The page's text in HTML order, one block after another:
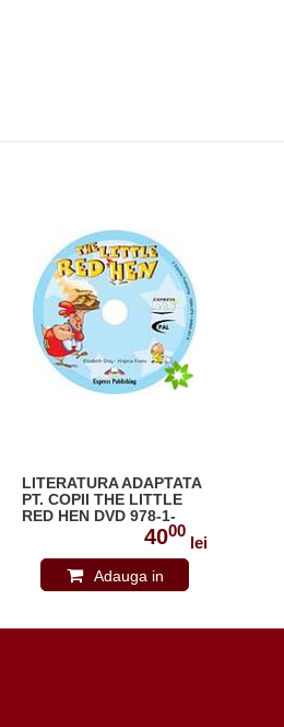
LITERATURA ADAPTATA
PT. COPII THE LITTLE
RED HEN DVD 978-1-
4000
lei
Adauga in